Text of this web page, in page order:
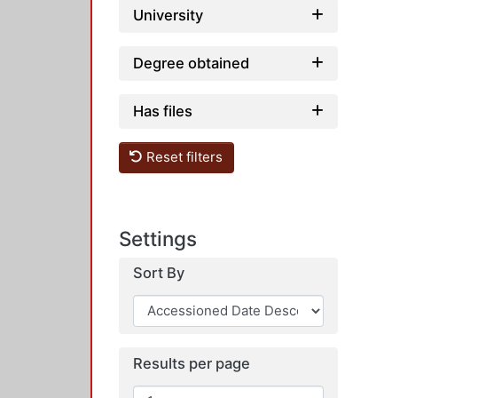
University
Degree obtained
Has files
Reset filters
Settings
Sort By
Results per page